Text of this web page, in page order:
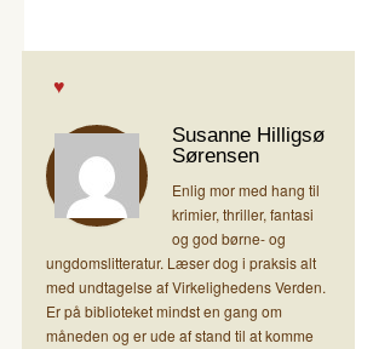
Susanne Hilligsø
Sørensen
Enlig mor med hang til
krimier, thriller, fantasi
og god børne- og
ungdomslitteratur. Læser dog i praksis alt
med undtagelse af Virkelighedens Verden.
Er på biblioteket mindst en gang om
måneden og er ude af stand til at komme